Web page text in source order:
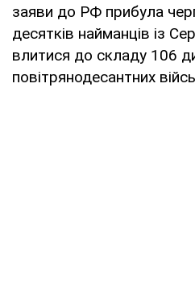
заяви до РФ прибула
десятків найманців із
влитися до складу 106
повітрянодесантних